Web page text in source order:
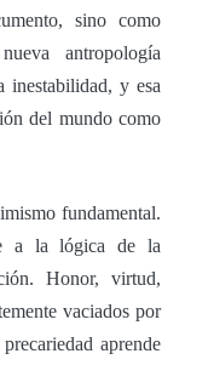
sino como
antropología
inestabilidad, y esa
del mundo como
fundamental.
a la lógica de la
Honor, virtud,
vaciados por
aprende